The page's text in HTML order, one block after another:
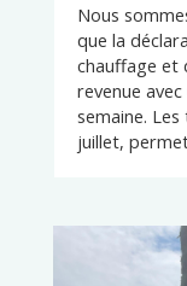
Nous
que la
chauffage et
revenue
semaine.
juillet,